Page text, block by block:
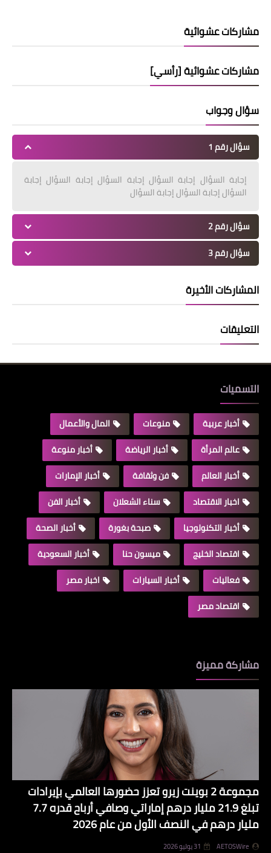
مشاركات عشوائية
مشاركات عشوائية [رأسي]
سؤال وجواب
سؤال رقم 1
إجابة السؤال إجابة السؤال إجابة السؤال إجابة السؤال إجابة
السؤال إجابة السؤال إجابة السؤال
سؤال رقم 2
سؤال رقم 3
المشاركات الأخيرة
التعليقات
التسميات
أخبار عربية منوعات
المال والأعمال
عالم المرأة
أخبار الرياضة
أخبار منوعة
أخبار العالم
فن وثقافة
أخبار الإمارات
اخبار الاقتصاد
سناء الشعلان
أخبار الفن
أخبار التكنولوجيا
صبحة بغورة
أخبار الصحة
اقتصاد الخليج
ميسون حنا
أخبار السعودية
فعاليات
أخبار السيارات
اخبار مصر
اقتصاد مصر
مشاركة مميزة
مجموعة 2 بوينت زيرو تعزز حضورها العالمي بإيرادات
تبلغ 21.9 مليار درهم إماراتي وصافي أرباح قدره 7.7
مليار درهم في النصف الأول من عام 2026
AETOSWire 31 يوليو 2026